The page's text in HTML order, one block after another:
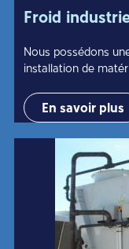
Froid
Nous possédons
installation de
En savoir plus